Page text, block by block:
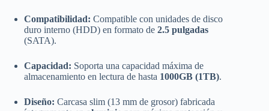
Compatibilidad: Compatible con unidades de disco
duro interno (HDD) en formato de 2.5 pulgadas
(SATA).
Capacidad: Soporta una capacidad máxima de
almacenamiento en lectura de hasta 1000GB (1TB).
Diseño: Carcasa slim (13 mm de grosor) fabricada